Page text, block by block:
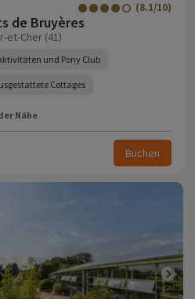
de Bruyères
(8.1/10)
et-Cher (41)
und Pony Club
Cottages
Nähe
Buchen